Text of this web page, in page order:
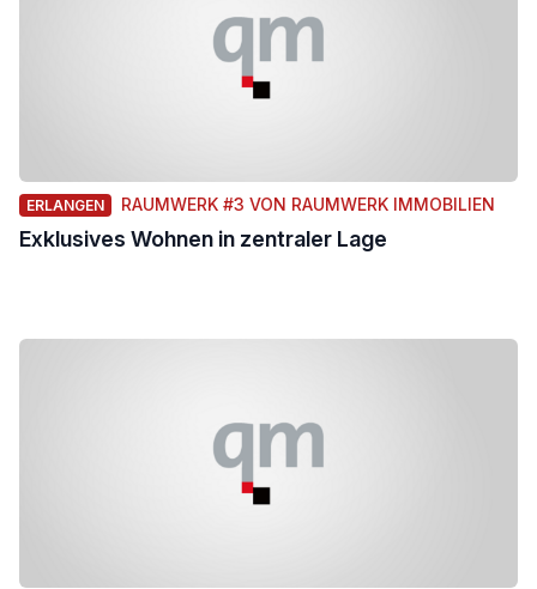
ERLANGEN RAUMWERK #3 VON RAUMWERK IMMOBILIEN
Exklusives Wohnen in zentraler Lage